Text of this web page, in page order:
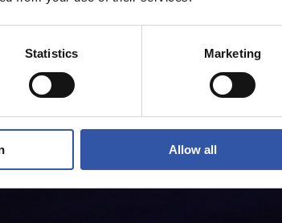
Statistics Marketing
Allow all